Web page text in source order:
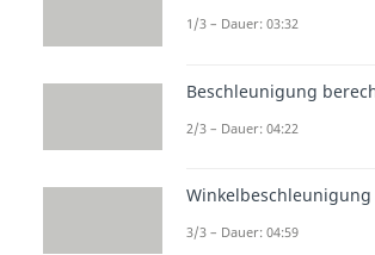
1/3 – Dauer: 03:32
Beschleunigung
2/3 – Dauer: 04:22
Winkelbeschleunigung
3/3 – Dauer: 04:59